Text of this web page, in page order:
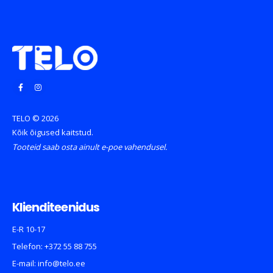
TELO © 2026
Kõik õigused kaitstud.
Tooteid saab osta ainult e-poe vahendusel.
Klienditeenidus
E-R 10-17
Telefon: +372 55 88 755
E-mail: info@telo.ee